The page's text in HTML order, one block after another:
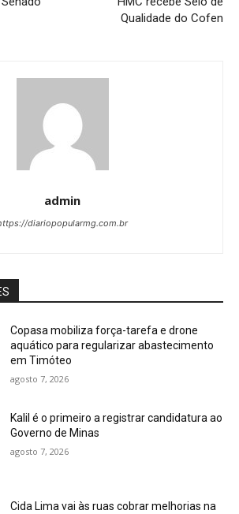
Qualidade do Cofen
admin
diariopopularmg.com.br
Copasa mobiliza força-tarefa e drone
aquático para regularizar abastecimento
em Timóteo
agosto 7, 2026
Kalil é o primeiro a registrar candidatura ao
Governo de Minas
agosto 7, 2026
Cida Lima vai às ruas cobrar melhorias na